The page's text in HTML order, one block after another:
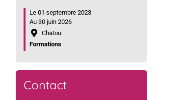
Le 01 septembre 2023
Au 30 juin 2026
Chatou
Formations
Contact